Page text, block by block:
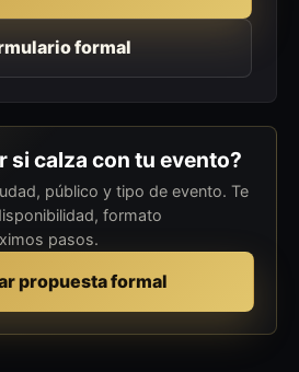
formal
si calza con tu evento?
público y tipo de evento. Te
formato
pasos.
propuesta formal